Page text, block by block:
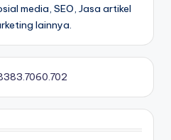
media, SEO, Jasa artikel
lainnya.